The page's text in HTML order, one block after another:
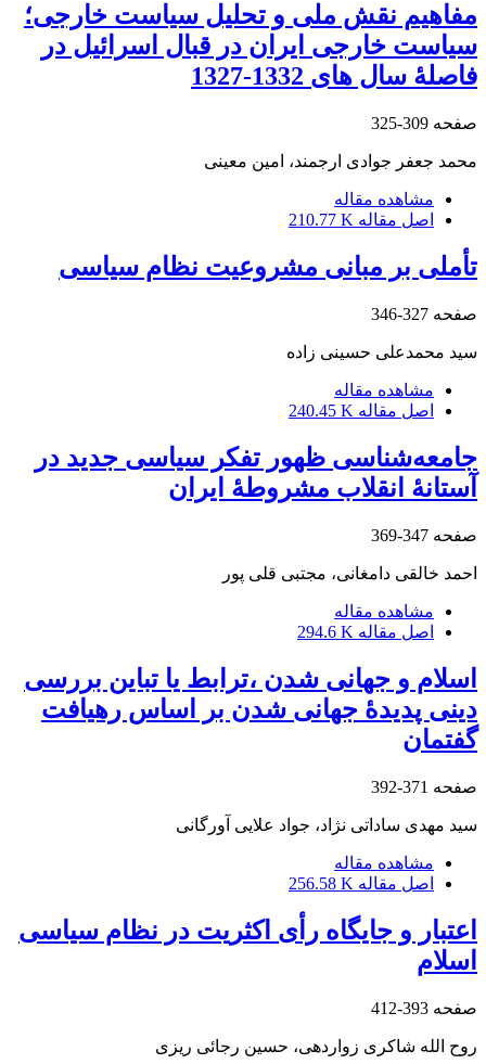
مفاهیم نقش ملی و تحلیل سیاست خارجی؛
سیاست خارجی ایران در قبال اسرائیل در
فاصلۀ سال های 1332-1327
صفحه 309-325
محمد جعفر جوادی ارجمند، امین معینی
مشاهده مقاله
اصل مقاله 210.77 K
تأملی بر مبانی مشروعیت نظام سیاسی
صفحه 327-346
سید محمدعلی حسینی زاده
مشاهده مقاله
اصل مقاله 240.45 K
جامعه‌شناسی ظهور تفکر سیاسی جدید در
آستانۀ انقلاب مشروطۀ ایران
صفحه 347-369
احمد خالقی دامغانی، مجتبی قلی پور
مشاهده مقاله
اصل مقاله 294.6 K
اسلام و جهانی شدن ،ترابط یا تباین بررسی
دینی پدیدۀ جهانی شدن بر اساس رهیافت
گفتمان
صفحه 371-392
سید مهدی ساداتی نژاد، جواد علایی آورگانی
مشاهده مقاله
اصل مقاله 256.58 K
اعتبار و جایگاه رأی اکثریت در نظام سیاسی
اسلام
صفحه 393-412
روح الله شاکری زواردهی، حسین رجائی ریزی